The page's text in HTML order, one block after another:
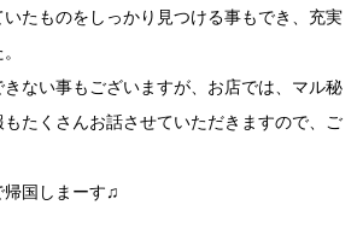
たものをしっかり見つける事もでき、充実
ない事もございますが、お店では、マル秘
たくさんお話させていただきますので、ご
帰国しまーす♫